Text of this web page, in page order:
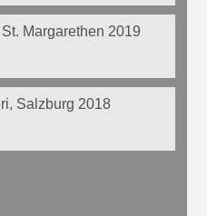
Margarethen 2019
Salzburg 2018